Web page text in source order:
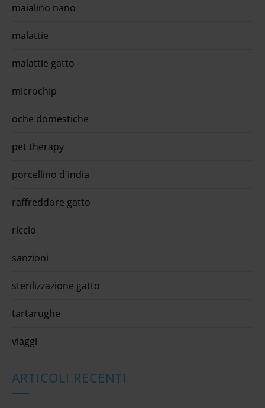
maialino nano
malattie
malattie gatto
microchip
oche domestiche
pet therapy
porcellino d'india
raffreddore gatto
riccio
sanzioni
sterilizzazione gatto
tartarughe
viaggi
ARTICOLI RECENTI